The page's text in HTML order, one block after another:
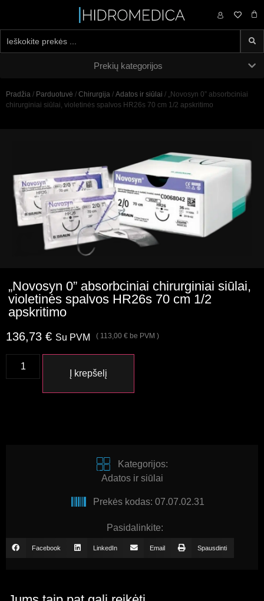
0,00 €
Prekių kategorijos
Pradžia / Parduotuvė / Chirurgija / Adatos ir siūlai / „Novosyn 0” absorbciniai
chirurginiai siūlai, violetinės spalvos HR26s 70 cm 1/2 apskritimo
„Novosyn 0” absorbciniai chirurginiai siūlai,
violetinės spalvos HR26s 70 cm 1/2
apskritimo
136,73 € Su PVM ( 113,00 € be PVM )
Į krepšelį
Kategorijos:
Adatos ir siūlai
Prekės kodas: 07.07.02.31
Pasidalinkite:
Facebook LinkedIn Email Spausdinti